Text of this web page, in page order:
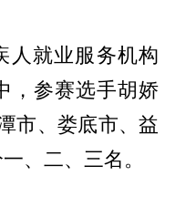
人就业服务机构
，参赛选手胡娇
市、娄底市、益
、二、三名。